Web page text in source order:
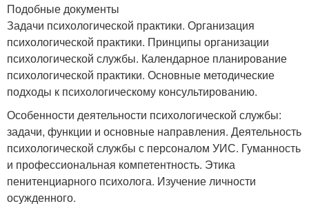
Подобные документы
Задачи психологической практики. Организация
психологической практики. Принципы организации
психологической службы. Календарное планирование
психологической практики. Основные методические
подходы к психологическому консультированию.
Особенности деятельности психологической службы:
задачи, функции и основные направления. Деятельность
психологической службы с персоналом УИС. Гуманность
и профессиональная компетентность. Этика
пенитенциарного психолога. Изучение личности
осужденного.